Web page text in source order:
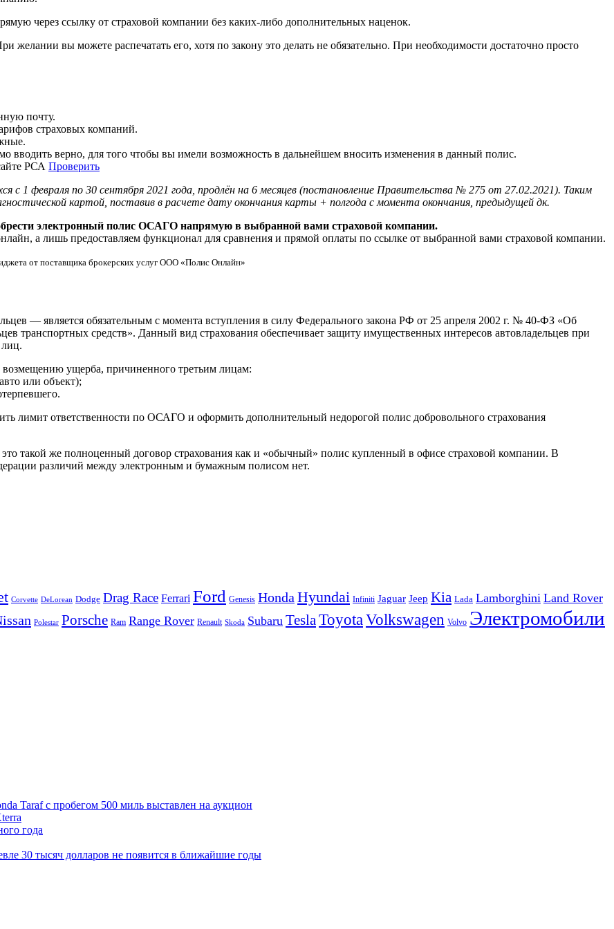
через ссылку от страховой компании без каких-либо дополнительных наценок.
вы можете распечатать его, хотя по закону это делать не обязательно. При необходимости достаточно просто
почту.
страховых компаний.
вводить верно, для того чтобы вы имели возможность в дальнейшем вносить изменения в данный полис.
РСА Проверить
с 1 февраля по 30 сентября 2021 года, продлён на 6 месяцев (постановление Правительства № 275 от 27.02.2021). Таким
картой, поставив в расчете дату окончания карты + полгода с момента окончания, предыдущей дк.
электронный полис ОСАГО напрямую в выбранной вами страховой компании.
а лишь предоставляем функционал для сравнения и прямой оплаты по ссылке от выбранной вами страховой компании.
от поставщика брокерских услуг ООО «Полис Онлайн»
— является обязательным с момента вступления в силу Федерального закона РФ от 25 апреля 2002 г. № 40-ФЗ «Об
транспортных средств». Данный вид страхования обеспечивает защиту имущественных интересов автовладельцев при
ущерба, причиненного третьим лицам:
или объект);
лимит ответственности по ОСАГО и оформить дополнительный недорогой полис добровольного страхования
такой же полноценный договор страхования как и «обычный» полис купленный в офисе страховой компании. В
различий между электронным и бумажным полисом нет.
Corvette DeLorean Dodge Drag Race Ferrari Ford Genesis HondaHyundai Infiniti Jaguar Jeep Kia Lada Lamborghini Land Rover
Polestar Porsche Ram Range Rover Renault Skoda Subaru TeslaToyotaVolkswagen Volvo Электромобили
Taraf с пробегом 500 миль выставлен на аукцион
года
30 тысяч долларов не появится в ближайшие годы